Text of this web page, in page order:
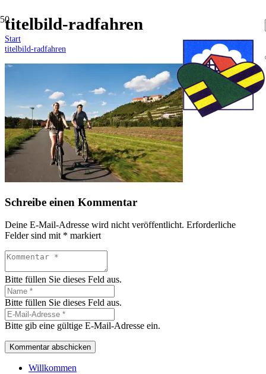
titelbild-radfahren
Start
titelbild-radfahren
Schreibe einen Kommentar
Deine E-Mail-Adresse wird nicht veröffentlicht. Erforderliche
Felder sind mit * markiert
Bitte füllen Sie dieses Feld aus.
Bitte füllen Sie dieses Feld aus.
Bitte gib eine gültige E-Mail-Adresse ein.
Kommentar abschicken
Willkommen